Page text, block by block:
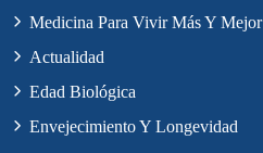
Medicina Para Vivir Más Y Mejor
Actualidad
Edad Biológica
Envejecimiento Y Longevidad